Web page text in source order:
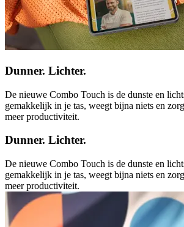
Dunner. Lichter.
De nieuwe Combo Touch is de dunste en
gemakkelijk in je tas, weegt bijna niets en
meer productiviteit.
Dunner. Lichter.
De nieuwe Combo Touch is de dunste en
gemakkelijk in je tas, weegt bijna niets en
meer productiviteit.